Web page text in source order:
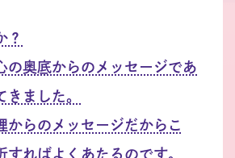
？
の奥底からのメッセージであ
きました。
からのメッセージだからこ
すればよくあたるのです。